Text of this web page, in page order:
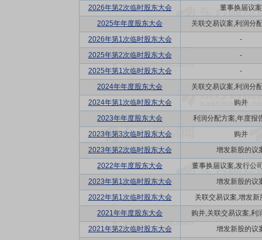
2026年第2次临时股东大会
董事换届议案
2025年年度股东大会
关联交易议案,利润分
2026年第1次临时股东大会
-
2025年第2次临时股东大会
-
2025年第1次临时股东大会
-
2024年年度股东大会
关联交易议案,利润分
2024年第1次临时股东大会
购并
2023年年度股东大会
利润分配方案,年度报
2023年第3次临时股东大会
购并
2023年第2次临时股东大会
增发新股的议
2022年年度股东大会
董事换届议案,发行公
2023年第1次临时股东大会
增发新股的议
2022年第1次临时股东大会
关联交易议案,增发新
2021年年度股东大会
购并,关联交易议案,利
2021年第2次临时股东大会
增发新股的议